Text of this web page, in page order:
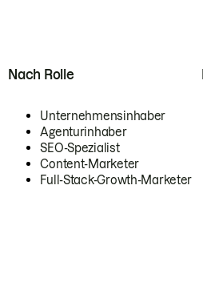
Nach Rolle
Unternehmensinhaber
Agenturinhaber
SEO-Spezialist
Content-Marketer
Full-Stack-Growth-Marketer